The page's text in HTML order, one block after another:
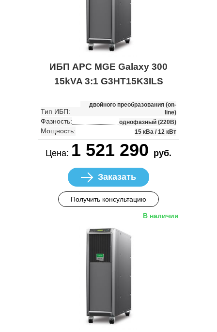
ИБП APC MGE Galaxy 300
15kVA 3:1 G3HT15K3ILS
Тип ИБП:
двойного преобразования (on-
line)
Фазность: однофазный (220В)
Мощность: 15 кВа / 12 кВт
Цена: 1 521 290 руб.
Заказать
Получить консультацию
В наличии